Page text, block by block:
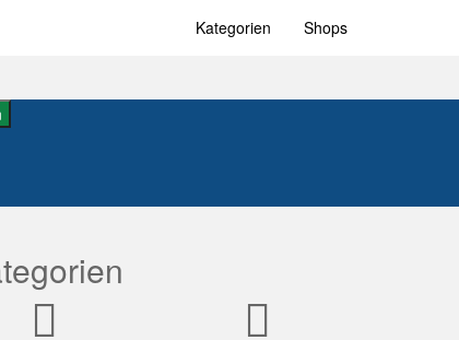
Kategorien Shops